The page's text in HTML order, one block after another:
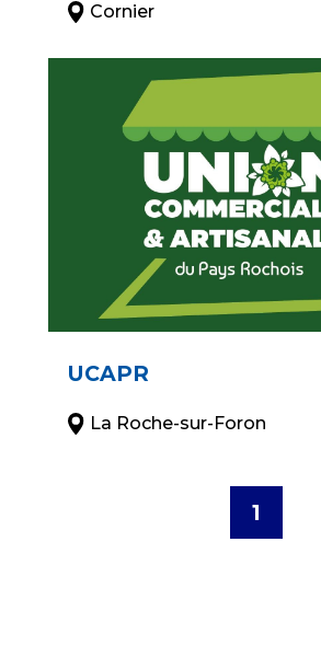
Cornier
UCAPR
La Roche-sur-Foron
1